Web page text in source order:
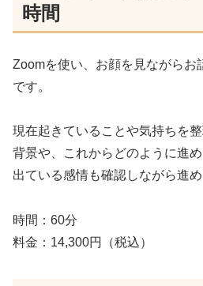
時間
Zoomを使い、お顔を見ながらお
です。
現在起きていることや気持ちを
背景や、これからどのように進
出ている感情も確認しながら進め
時間：60分
料金：14,300円（税込）